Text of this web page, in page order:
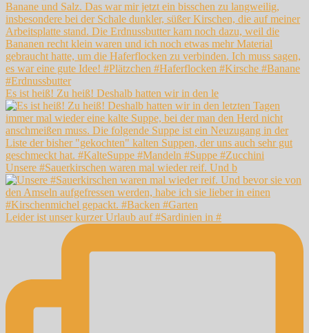
Es ist heiß! Zu heiß! Deshalb hatten wir in den le
Unsere #Sauerkirschen waren mal wieder reif. Und b
Leider ist unser kurzer Urlaub auf #Sardinien in #